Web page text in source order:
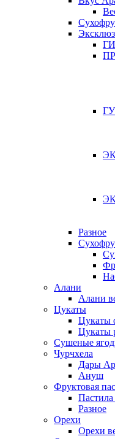
Разное
Алани
Алани
Цукаты
Цукаты
Цукаты
Сушеные
Чурчхела
Дары
Ануш
Фруктовая
Пастила
Разное
Орехи
Орехи